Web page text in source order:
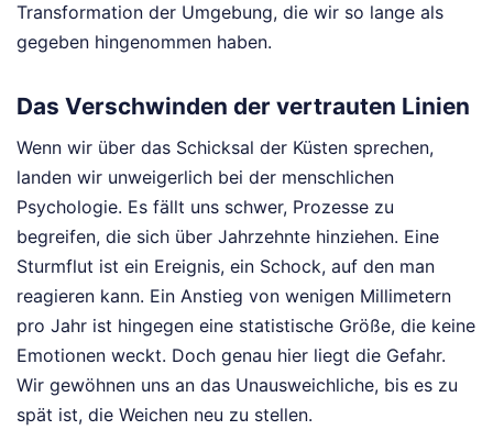
Transformation der Umgebung, die wir so lange als
gegeben hingenommen haben.
Das Verschwinden der vertrauten Linien
Wenn wir über das Schicksal der Küsten sprechen,
landen wir unweigerlich bei der menschlichen
Psychologie. Es fällt uns schwer, Prozesse zu
begreifen, die sich über Jahrzehnte hinziehen. Eine
Sturmflut ist ein Ereignis, ein Schock, auf den man
reagieren kann. Ein Anstieg von wenigen Millimetern
pro Jahr ist hingegen eine statistische Größe, die keine
Emotionen weckt. Doch genau hier liegt die Gefahr.
Wir gewöhnen uns an das Unausweichliche, bis es zu
spät ist, die Weichen neu zu stellen.